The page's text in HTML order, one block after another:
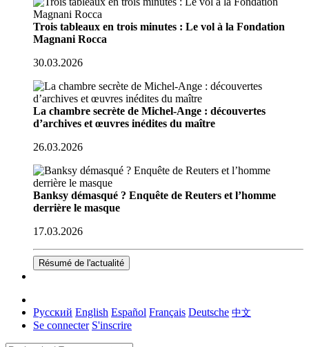
Trois tableaux en trois minutes : Le vol à la Fondation
Magnani Rocca
30.03.2026
La chambre secrète de Michel-Ange : découvertes
d’archives et œuvres inédites du maître
26.03.2026
Banksy démasqué ? Enquête de Reuters et l’homme
derrière le masque
17.03.2026
Résumé de l'actualité
Русский English Español Français Deutsche 中文
Se connecter S'inscrire